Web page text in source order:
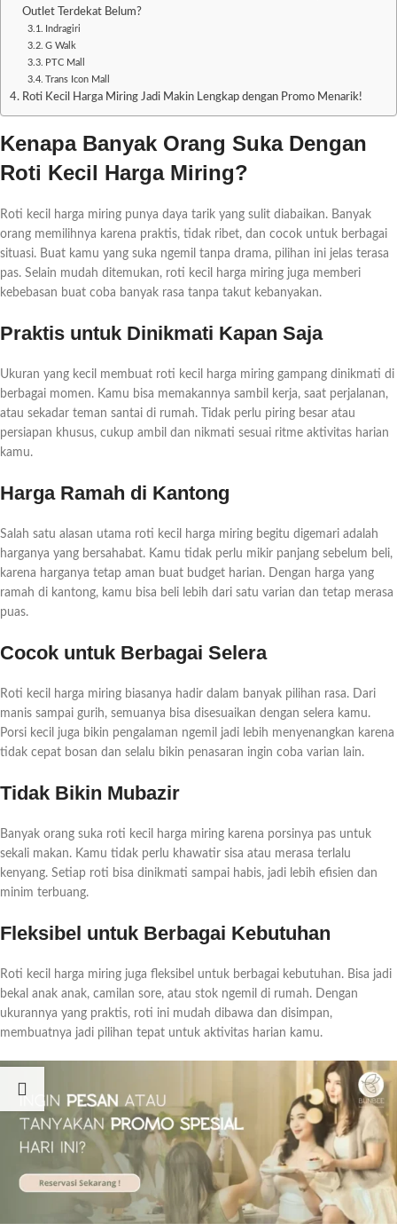
Outlet Terdekat Belum?
Indragiri
G Walk
PTC Mall
Trans Icon Mall
Roti Kecil Harga Miring Jadi Makin Lengkap dengan Promo Menarik!
Kenapa Banyak Orang Suka Dengan
Roti Kecil Harga Miring?
Roti kecil harga miring punya daya tarik yang sulit diabaikan. Banyak
orang memilihnya karena praktis, tidak ribet, dan cocok untuk berbagai
situasi. Buat kamu yang suka ngemil tanpa drama, pilihan ini jelas terasa
pas. Selain mudah ditemukan, roti kecil harga miring juga memberi
kebebasan buat coba banyak rasa tanpa takut kebanyakan.
Praktis untuk Dinikmati Kapan Saja
Ukuran yang kecil membuat roti kecil harga miring gampang dinikmati di
berbagai momen. Kamu bisa memakannya sambil kerja, saat perjalanan,
atau sekadar teman santai di rumah. Tidak perlu piring besar atau
persiapan khusus, cukup ambil dan nikmati sesuai ritme aktivitas harian
kamu.
Harga Ramah di Kantong
Salah satu alasan utama roti kecil harga miring begitu digemari adalah
harganya yang bersahabat. Kamu tidak perlu mikir panjang sebelum beli,
karena harganya tetap aman buat budget harian. Dengan harga yang
ramah di kantong, kamu bisa beli lebih dari satu varian dan tetap merasa
puas.
Cocok untuk Berbagai Selera
Roti kecil harga miring biasanya hadir dalam banyak pilihan rasa. Dari
manis sampai gurih, semuanya bisa disesuaikan dengan selera kamu.
Porsi kecil juga bikin pengalaman ngemil jadi lebih menyenangkan karena
tidak cepat bosan dan selalu bikin penasaran ingin coba varian lain.
Tidak Bikin Mubazir
Banyak orang suka roti kecil harga miring karena porsinya pas untuk
sekali makan. Kamu tidak perlu khawatir sisa atau merasa terlalu
kenyang. Setiap roti bisa dinikmati sampai habis, jadi lebih efisien dan
minim terbuang.
Fleksibel untuk Berbagai Kebutuhan
Roti kecil harga miring juga fleksibel untuk berbagai kebutuhan. Bisa jadi
bekal anak anak, camilan sore, atau stok ngemil di rumah. Dengan
ukurannya yang praktis, roti ini mudah dibawa dan disimpan,
membuatnya jadi pilihan tepat untuk aktivitas harian kamu.